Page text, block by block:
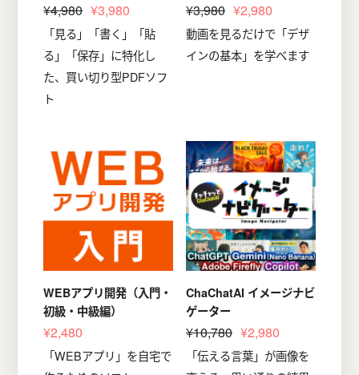
¥4,980 ¥3,980
「見る」「書く」「貼
る」「保存」に特化し
た、買い切り型PDFソフ
ト
¥3,980 ¥2,980
動画を見るだけで「デザ
インの基本」を学べます
WEBアプリ開発（入門・
初級・中級編）
¥2,480
「WEBアプリ」を自宅で
ChaChatAI イメージナビ
ゲーター
¥10,780 ¥2,980
「伝える言葉」が画像を